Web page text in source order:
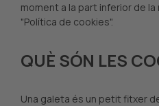
moment a la part inferior de
"Política de cookies".
QUÈ SÓN LES
Una galeta és un petit fitxer